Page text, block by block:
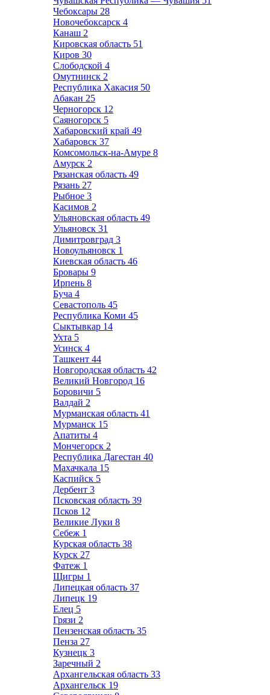
Чебоксары 28
Новочебоксарск 4
Канаш 2
Кировская область 51
Киров 30
Слободской 4
Омутнинск 2
Республика Хакасия 50
Абакан 25
Черногорск 12
Саяногорск 5
Хабаровский край 49
Хабаровск 37
Комсомольск-на-Амуре 8
Амурск 2
Рязанская область 49
Рязань 27
Рыбное 3
Касимов 2
Ульяновская область 49
Ульяновск 31
Димитровград 3
Новоульяновск 1
Киевская область 46
Бровары 9
Ирпень 8
Буча 4
Севастополь 45
Республика Коми 45
Сыктывкар 14
Ухта 5
Усинск 4
Ташкент 44
Новгородская область 42
Великий Новгород 16
Боровичи 5
Валдай 2
Мурманская область 41
Мурманск 15
Апатиты 4
Мончегорск 2
Республика Дагестан 40
Махачкала 15
Каспийск 5
Дербент 3
Псковская область 39
Псков 12
Великие Луки 8
Себеж 1
Курская область 38
Курск 27
Фатеж 1
Щигры 1
Липецкая область 37
Липецк 19
Елец 5
Грязи 2
Пензенская область 35
Пенза 27
Кузнецк 3
Заречный 2
Архангельская область 33
Архангельск 19